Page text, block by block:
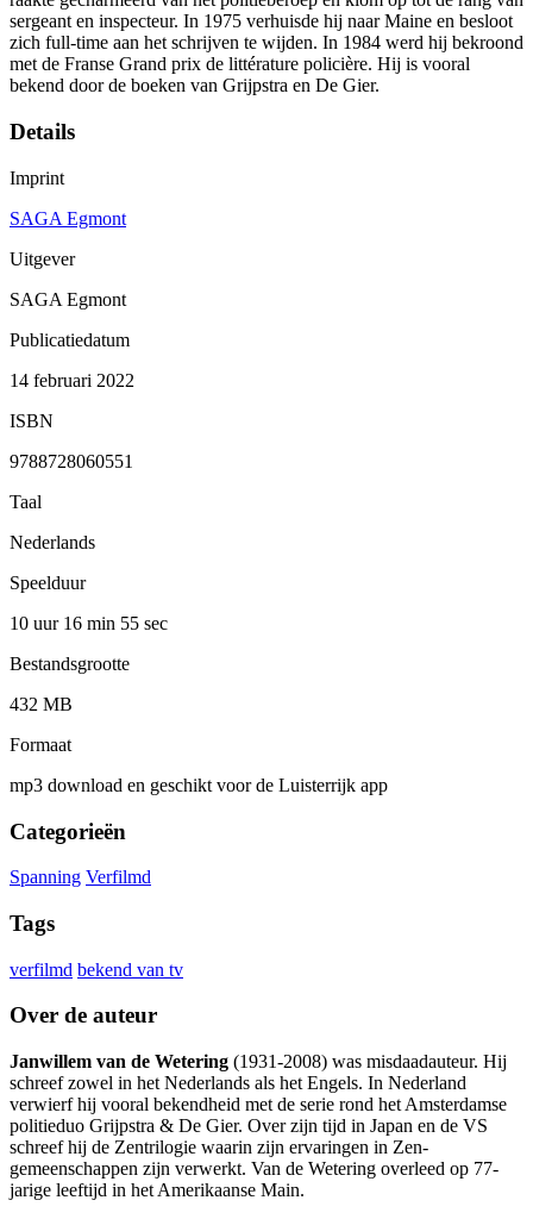
sergeant en inspecteur. In 1975 verhuisde hij naar Maine en besloot
zich full-time aan het schrijven te wijden. In 1984 werd hij bekroond
met de Franse Grand prix de littérature policière. Hij is vooral
bekend door de boeken van Grijpstra en De Gier.
Details
Imprint
SAGA Egmont
Uitgever
SAGA Egmont
Publicatiedatum
14 februari 2022
ISBN
9788728060551
Taal
Nederlands
Speelduur
10 uur 16 min 55 sec
Bestandsgrootte
432 MB
Formaat
mp3 download en geschikt voor de Luisterrijk app
Categorieën
Spanning Verfilmd
Tags
verfilmd bekend van tv
Over de auteur
Janwillem van de Wetering (1931-2008) was misdaadauteur. Hij
schreef zowel in het Nederlands als het Engels. In Nederland
verwierf hij vooral bekendheid met de serie rond het Amsterdamse
politieduo Grijpstra & De Gier. Over zijn tijd in Japan en de VS
schreef hij de Zentrilogie waarin zijn ervaringen in Zen-
gemeenschappen zijn verwerkt. Van de Wetering overleed op 77-
jarige leeftijd in het Amerikaanse Main.